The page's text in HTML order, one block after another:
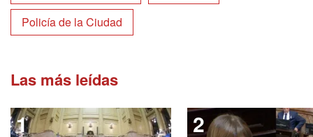
Policía de la Ciudad
Las más leídas